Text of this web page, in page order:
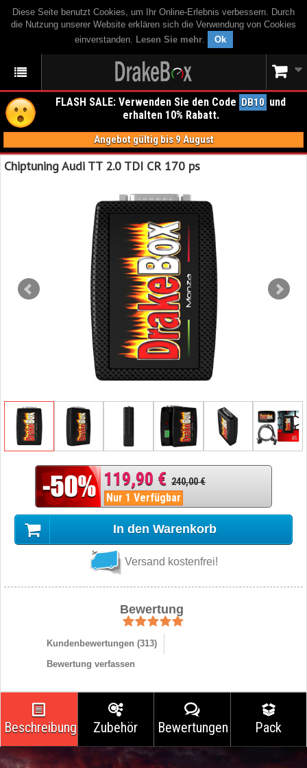
Diese Seite benutzt Cookies, um Ihr Online-Erlebnis verbessern. Durch
die Nutzung unserer Website erklären sich die Verwendung von Cookies
einverstanden. Lesen Sie mehr. Ok
FLASH SALE: Verwenden Sie den Code DB10 und
erhalten 10% Rabatt.
Angebot gültig bis 9 August
Chiptuning Audi TT 2.0 TDI CR 170 ps
119,90 € 240,00 €
Nur 1 Verfügbar
In den Warenkorb
Versand kostenfrei!
Bewertung
Kundenbewertungen (313)
Bewertung verfassen
Beschreibung Zubehör Bewertungen Pack